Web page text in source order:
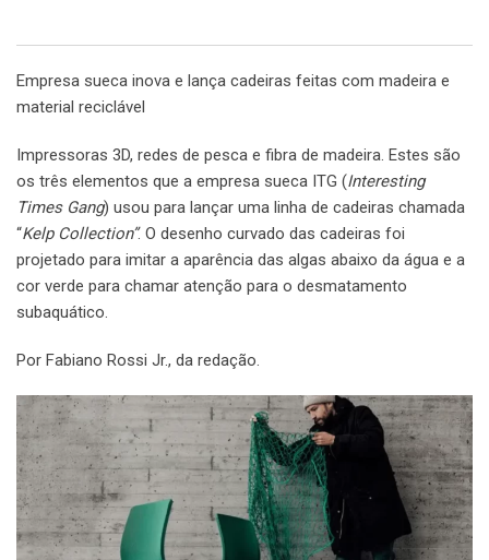
Empresa sueca inova e lança cadeiras feitas com madeira e
material reciclável
Impressoras 3D, redes de pesca e fibra de madeira. Estes são
os três elementos que a empresa sueca ITG (Interesting
Times Gang) usou para lançar uma linha de cadeiras chamada
“Kelp Collection”. O desenho curvado das cadeiras foi
projetado para imitar a aparência das algas abaixo da água e a
cor verde para chamar atenção para o desmatamento
subaquático.
Por Fabiano Rossi Jr., da redação.